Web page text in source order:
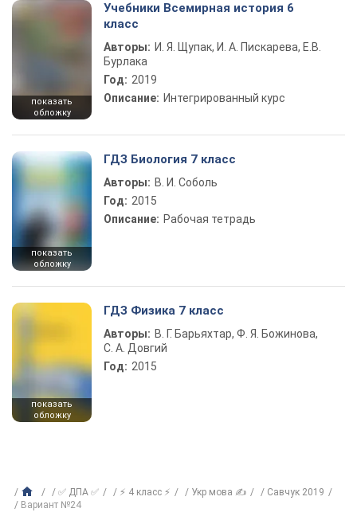
показать
обложку
Учебники Всемирная история 6
класс
Авторы: И. Я. Щупак, И. А. Пискарева, Е.В.
Бурлака
Год: 2019
Описание: Интегрированный курс
показать
обложку
ГДЗ Биология 7 класс
Авторы: В. И. Соболь
Год: 2015
Описание: Рабочая тетрадь
показать
обложку
ГДЗ Физика 7 класс
Авторы: В. Г. Барьяхтар, Ф. Я. Божинова,
С. А. Довгий
Год: 2015
✅ ДПА ✅ ⚡ 4 класс ⚡ Укр мова ✍
Савчук 2019
Вариант №24